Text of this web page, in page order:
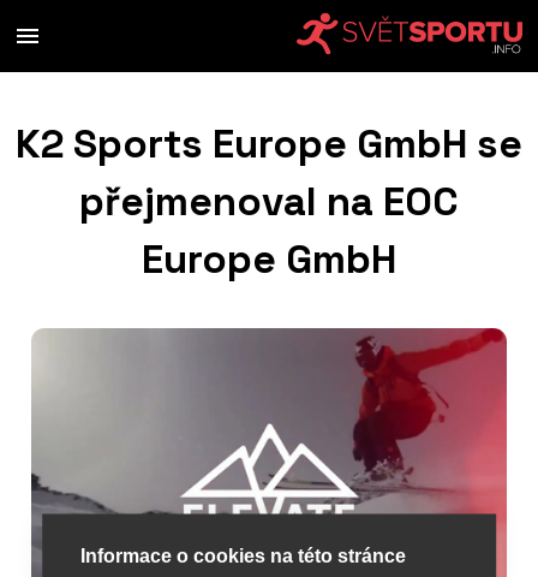
K2 Sports Europe GmbH se
přejmenoval na EOC
Europe GmbH
Informace o cookies na této stránce